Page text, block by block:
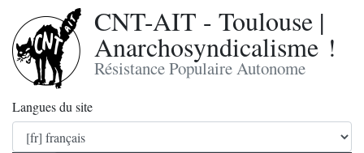
CNT-AIT - Toulouse |
Anarchosyndicalisme !
Résistance Populaire Autonome
Langues du site